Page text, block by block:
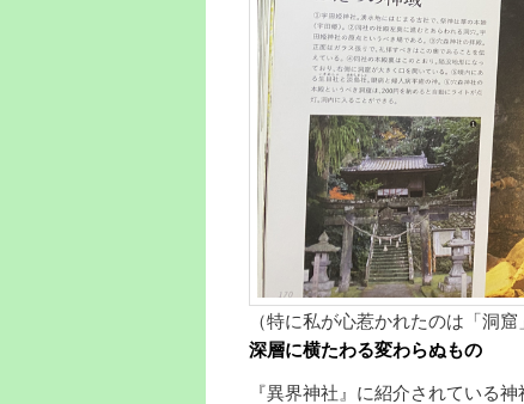
（特に私が心惹かれたのは「洞窟
深層に横たわる変わらぬもの
『異界神社』に紹介されている